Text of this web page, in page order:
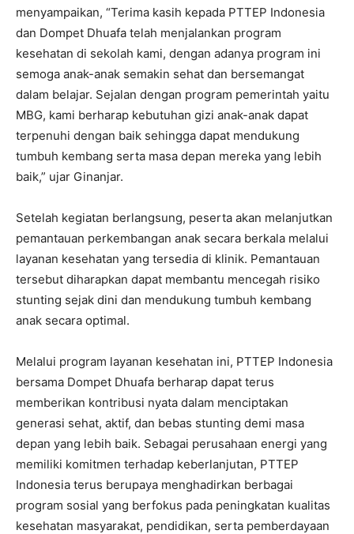
menyampaikan, “Terima kasih kepada PTTEP Indonesia
dan Dompet Dhuafa telah menjalankan program
kesehatan di sekolah kami, dengan adanya program ini
semoga anak-anak semakin sehat dan bersemangat
dalam belajar. Sejalan dengan program pemerintah yaitu
MBG, kami berharap kebutuhan gizi anak-anak dapat
terpenuhi dengan baik sehingga dapat mendukung
tumbuh kembang serta masa depan mereka yang lebih
baik,” ujar Ginanjar.
Setelah kegiatan berlangsung, peserta akan melanjutkan
pemantauan perkembangan anak secara berkala melalui
layanan kesehatan yang tersedia di klinik. Pemantauan
tersebut diharapkan dapat membantu mencegah risiko
stunting sejak dini dan mendukung tumbuh kembang
anak secara optimal.
Melalui program layanan kesehatan ini, PTTEP Indonesia
bersama Dompet Dhuafa berharap dapat terus
memberikan kontribusi nyata dalam menciptakan
generasi sehat, aktif, dan bebas stunting demi masa
depan yang lebih baik. Sebagai perusahaan energi yang
memiliki komitmen terhadap keberlanjutan, PTTEP
Indonesia terus berupaya menghadirkan berbagai
program sosial yang berfokus pada peningkatan kualitas
kesehatan masyarakat, pendidikan, serta pemberdayaan